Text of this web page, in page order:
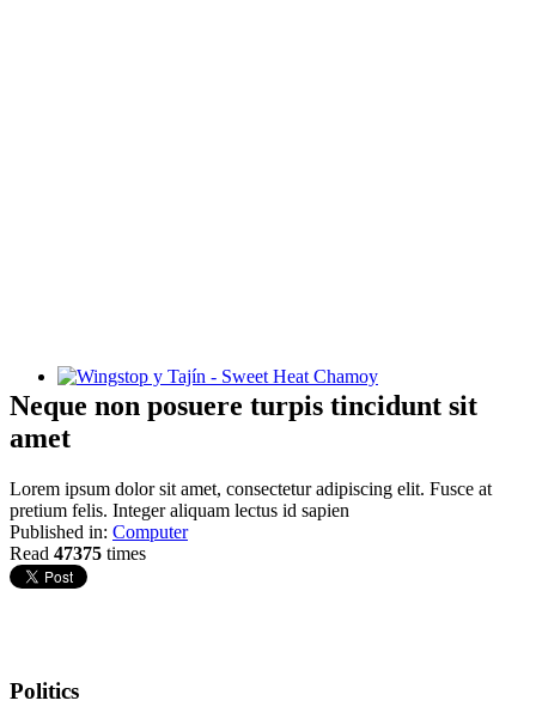
Wingstop y Tajín - Sweet Heat Chamoy
Neque non posuere turpis tincidunt sit
amet
Lorem ipsum dolor sit amet, consectetur adipiscing elit. Fusce at
pretium felis. Integer aliquam lectus id sapien
Published in: Computer
Read 47375 times
Politics